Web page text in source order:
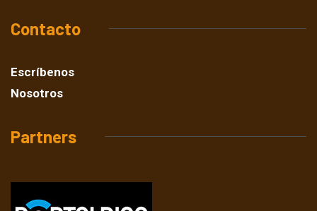
Contacto
Escríbenos
Nosotros
Partners